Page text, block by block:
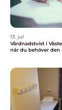
13. jul
Vårdnadstvist i
när du behöver den